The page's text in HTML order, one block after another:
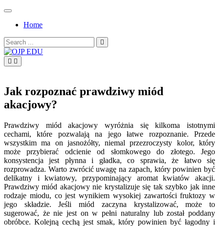
Skip
contentHome
Search
for:
Jak rozpoznać prawdziwy miód
akacjowy?
Prawdziwy miód akacjowy wyróżnia się kilkoma istotnymi
cechami, które pozwalają na jego łatwe rozpoznanie. Przede
wszystkim ma on jasnożółty, niemal przezroczysty kolor, który
może przybierać odcienie od słomkowego do złotego. Jego
konsystencja jest płynna i gładka, co sprawia, że łatwo się
rozprowadza. Warto zwrócić uwagę na zapach, który powinien być
delikatny i kwiatowy, przypominający aromat kwiatów akacji.
Prawdziwy miód akacjowy nie krystalizuje się tak szybko jak inne
rodzaje miodu, co jest wynikiem wysokiej zawartości fruktozy w
jego składzie. Jeśli miód zaczyna krystalizować, może to
sugerować, że nie jest on w pełni naturalny lub został poddany
obróbce. Kolejną cechą jest smak, który powinien być łagodny i